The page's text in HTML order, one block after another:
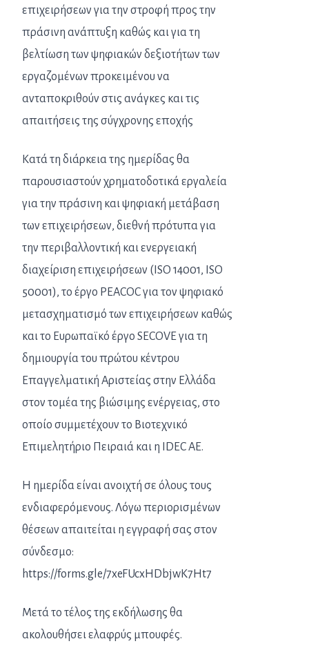
επιχειρήσεων για την στροφή προς την
πράσινη ανάπτυξη καθώς και για τη
βελτίωση των ψηφιακών δεξιοτήτων των
εργαζομένων προκειμένου να
ανταποκριθούν στις ανάγκες και τις
απαιτήσεις της σύγχρονης εποχής
Κατά τη διάρκεια της ημερίδας θα
παρουσιαστούν χρηματοδοτικά εργαλεία
για την πράσινη και ψηφιακή μετάβαση
των επιχειρήσεων, διεθνή πρότυπα για
την περιβαλλοντική και ενεργειακή
διαχείριση επιχειρήσεων (ISO 14001, ISO
50001), το έργο PEACOC για τον ψηφιακό
μετασχηματισμό των επιχειρήσεων καθώς
και το Ευρωπαϊκό έργο SECOVE για τη
δημιουργία του πρώτου κέντρου
Επαγγελματική Αριστείας στην Ελλάδα
στον τομέα της βιώσιμης ενέργειας, στο
οποίο συμμετέχουν το Βιοτεχνικό
Επιμελητήριο Πειραιά και η IDEC AE.
Η ημερίδα είναι ανοιχτή σε όλους τους
ενδιαφερόμενους. Λόγω περιορισμένων
θέσεων απαιτείται η εγγραφή σας στον
σύνδεσμο:
https://forms.gle/7xeFUcxHDbjwK7Ht7
Μετά το τέλος της εκδήλωσης θα
ακολουθήσει ελαφρύς μπουφές.